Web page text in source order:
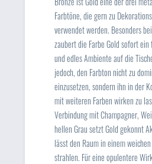
Farbtöne, die gern zu
verwendet werden. Besonders
zaubert die Farbe Gold sofort
und edles Ambiente auf die
jedoch, den Farbton nicht zu
einzusetzen, sondern ihn in der
mit weiteren Farben wirken zu
Verbindung mit Champagner,
hellen Grau setzt Gold gekonnt
lässt den Raum in einem
strahlen. Für eine opulentere